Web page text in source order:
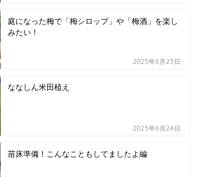
庭になった梅で「梅シロップ」や「梅酒」を楽し
みたい！
2025年6月25日
ななしん米田植え
2025年6月24日
苗床準備！こんなこともしてましたよ編